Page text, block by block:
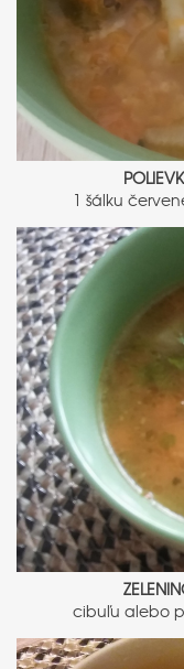
1 šálku
cibuľu alebo